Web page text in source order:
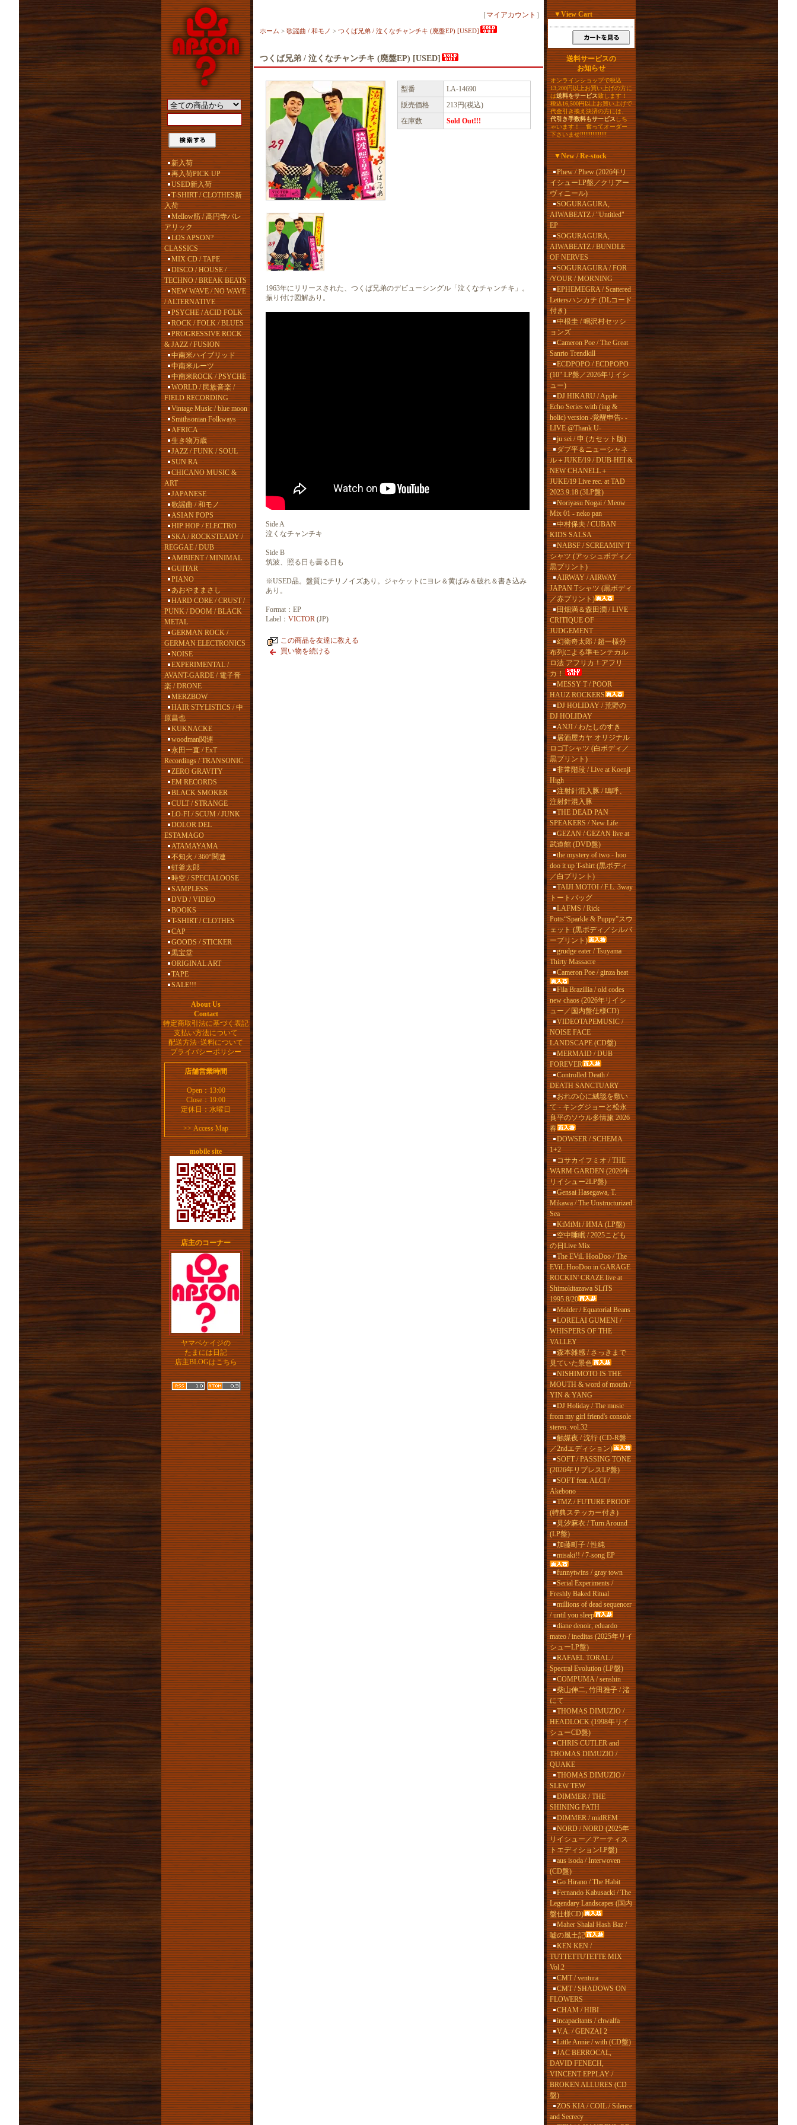
新入荷
再入荷PICK UP
USED新入荷
T-SHIRT / CLOTHES新
入荷
Mellow筋 / 高円寺バレ
アリック
LOS APSON?
CLASSICS
MIX CD / TAPE
DISCO / HOUSE /
TECHNO / BREAK BEATS
NEW WAVE / NO WAVE
/ ALTERNATIVE
PSYCHE / ACID FOLK
ROCK / FOLK / BLUES
PROGRESSIVE ROCK
& JAZZ / FUSION
中南米ハイブリッド
中南米ルーツ
中南米ROCK / PSYCHE
WORLD / 民族音楽 /
FIELD RECORDING
Vintage Music / blue moon
Smithsonian Folkways
AFRICA
生き物万歳
JAZZ / FUNK / SOUL
SUN RA
CHICANO MUSIC &
ART
JAPANESE
歌謡曲 / 和モノ
ASIAN POPS
HIP HOP / ELECTRO
SKA / ROCKSTEADY /
REGGAE / DUB
AMBIENT / MINIMAL
GUITAR
PIANO
あおやままさし
HARD CORE / CRUST /
PUNK / DOOM / BLACK
METAL
GERMAN ROCK /
GERMAN ELECTRONICS
NOISE
EXPERIMENTAL /
AVANT-GARDE / 電子音
楽 / DRONE
MERZBOW
HAIR STYLISTICS / 中
原昌也
KUKNACKE
woodman関連
永田一直 / ExT
Recordings / TRANSONIC
ZERO GRAVITY
EM RECORDS
BLACK SMOKER
CULT / STRANGE
LO-FI / SCUM / JUNK
DOLOR DEL
ESTAMAGO
ATAMAYAMA
不知火 / 360°関連
虹釜太郎
時空 / SPECIALOOSE
SAMPLESS
DVD / VIDEO
BOOKS
T-SHIRT / CLOTHES
CAP
GOODS / STICKER
黒宝堂
ORIGINAL ART
TAPE
SALE!!!
About Us
Contact
特定商取引法に基づく表記
支払い方法について
配送方法･送料について
プライバシーポリシー
店舗営業時間
Open：13:00
Close：19:00
定休日：水曜日
>>Access Map
mobile site
店主のコーナー
ヤマベケイジの
たまには日記
店主BLOGはこちら
［ マイアカウント ］
ホーム > 歌謡曲 / 和モノ > つくば兄弟 / 泣くなチャンチキ (廃盤EP) [USED]
つくば兄弟 / 泣くなチャンチキ (廃盤EP) [USED]
型番
LA-14690
販売価格
213円(税込)
在庫数
Sold Out!!!
1963年にリリースされた、つくば兄弟のデビューシングル「泣くなチャンチキ」。
振り付け図解あり。
Side A
泣くなチャンチキ
Side B
筑波、照る日も曇る日も
※USED品。盤質にチリノイズあり。ジャケットにヨレ＆黄ばみ＆破れ＆書き込み
あり。
Format：EP
Label： VICTOR (JP)
この商品を友達に教える
買い物を続ける
▼View Cart
送料サービスの
お知らせ
オンラインショップで税込
13,200円以上お買い上げの方に
は送料をサービス致します！
税込16,500円以上お買い上げで
代金引き換え決済の方には、
代引き手数料もサービスしち
ゃいます！ 奮ってオーダー
下さいませ!!!!!!!!!!!!!!!
▼New / Re-stock
Phew / Phew (2026年リ
イシューLP盤／クリアー
ヴィニール)
SOGURAGURA,
AIWABEATZ / "Untitled"
EP
SOGURAGURA,
AIWABEATZ / BUNDLE
OF NERVES
SOGURAGURA / FOR
/YOUR / MORNING
EPHEMEGRA / Scattered
Lettersハンカチ (DLコード
付き)
中根圭 / 鳴沢村セッシ
ョンズ
Cameron Poe / The Great
Sanrio Trendkill
ECDPOPO / ECDPOPO
(10" LP盤／2026年リイシ
ュー)
DJ HIKARU / Apple
Echo Series with (ing &
holic) version -覚醒申告- -
LIVE @Thank U-
ju sei / 申 (カセット版)
ダブ平＆ニューシャネ
ル＋JUKE/19 / DUB-HEI &
NEW CHANELL＋
JUKE/19 Live rec. at TAD
2023.9.18 (3LP盤)
Noriyasu Nogai / Meow
Mix 01 - neko pan
中村保夫 / CUBAN
KIDS SALSA
NABSF / SCREAMIN' T
シャツ (アッシュボディ／
黒プリント)
AIRWAY / AIRWAY
JAPAN Tシャツ (黒ボディ
／赤プリント)
田畑満＆森田潤 / LIVE
CRITIQUE OF
JUDGEMENT
幻衛奇太郎 / 超一様分
布列による準モンテカル
ロ法 アフリカ！アフリ
カ！
MESSY T / POOR
HAUZ ROCKERS
DJ HOLIDAY / 荒野の
DJ HOLIDAY
ANJI / わたしのすき
居酒屋カヤ オリジナル
ロゴTシャツ (白ボディ／
黒プリント)
非常階段 / Live at Koenji
High
注射針混入豚 / 嗚呼、
注射針混入豚
THE DEAD PAN
SPEAKERS / New Life
GEZAN / GEZAN live at
武道館 (DVD盤)
the mystery of two - hoo
doo it up T-shirt (黒ボディ
／白プリント)
TAIJI MOTOI / F.L. 3way
トートバッグ
LAFMS / Rick
Potts“Sparkle & Puppy”スウ
ェット (黒ボディ／シルバ
ープリント)
grudge eater / Tsuyama
Thirty Massacre
Cameron Poe / ginza heat
Fila Brazillia / old codes
new chaos (2026年リイシ
ュー／国内盤仕様CD)
VIDEOTAPEMUSIC /
NOISE FACE
LANDSCAPE (CD盤)
MERMAID / DUB
FOREVER
Controlled Death /
DEATH SANCTUARY
おれの心に絨毯を敷い
て - キングジョーと松永
良平のソウル多情旅 2026
春
DOWSER / SCHEMA
1+2
コサカイフミオ / THE
WARM GARDEN (2026年
リイシュー2LP盤)
Gensai Hasegawa, T.
Mikawa / The Unstructurized
Sea
KiMiMi / ИМА (LP盤)
空中睡眠 / 2025こども
の日Live Mix
The EViL HooDoo / The
EViL HooDoo in GARAGE
ROCKIN' CRAZE live at
Shimokitazawa SLiTS
1995.8/20
Molder / Equatorial Beans
LORELAI GUMENI /
WHISPERS OF THE
VALLEY
森本雑感 / さっきまで
見ていた景色
NISHIMOTO IS THE
MOUTH & word of mouth /
YIN & YANG
DJ Holiday / The music
from my girl friend's console
stereo. vol.32
触媒夜 / 沈行 (CD-R盤
／2ndエディション)
SOFT / PASSING TONE
(2026年リプレスLP盤)
SOFT feat. ALCI /
Akebono
TMZ / FUTURE PROOF
(特典ステッカー付き)
見汐麻衣 / Turn Around
(LP盤)
加藤町子 / 性純
misaki!! / 7-song EP
funnytwins / gray town
Serial Experiments /
Freshly Baked Ritual
millions of dead sequencer
/ until you sleep
diane denoir, eduardo
mateo / ineditas (2025年リイ
シューLP盤)
RAFAEL TORAL /
Spectral Evolution (LP盤)
COMPUMA / senshin
柴山伸二, 竹田雅子 / 渚
にて
THOMAS DIMUZIO /
HEADLOCK (1998年リイ
シューCD盤)
CHRIS CUTLER and
THOMAS DIMUZIO /
QUAKE
THOMAS DIMUZIO /
SLEW TEW
DIMMER / THE
SHINING PATH
DIMMER / midREM
NORD / NORD (2025年
リイシュー／アーティス
トエディションLP盤)
aus isoda / Interwoven
(CD盤)
Go Hirano / The Habit
Fernando Kabusacki / The
Legendary Landscapes (国内
盤仕様CD)
Maher Shalal Hash Baz /
嘘の風土記
KEN KEN /
TUTTETTUTETTE MIX
Vol.2
CMT / ventura
CMT / SHADOWS ON
FLOWERS
CHAM / HIBI
incapacitants / chwalfa
V.A. / GENZAI 2
Little Annie / with (CD盤)
JAC BERROCAL,
DAVID FENECH,
VINCENT EPPLAY /
BROKEN ALLURES (CD
盤)
ZOS KIA / COIL / Silence
and Secrecy